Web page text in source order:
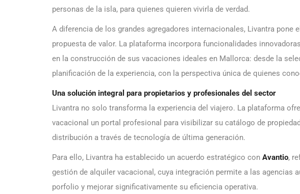
personas de la isla, para quienes quieren vivirla de verdad.
A diferencia de los grandes agregadores internacionales, Livantra
propuesta de valor. La plataforma incorpora funcionalidades
en la construcción de sus vacaciones ideales en Mallorca: desde la
planificación de la experiencia, con la perspectiva única de quienes
Una solución integral para propietarios y profesionales del sector
Livantra no solo transforma la experiencia del viajero. La plataforma
vacacional un portal profesional para visibilizar su catálogo de
distribución a través de tecnología de última generación.
Para ello, Livantra ha establecido un acuerdo estratégico con Avantio,
gestión de alquiler vacacional, cuya integración permite a las agencias
porfolio y mejorar significativamente su eficiencia operativa.